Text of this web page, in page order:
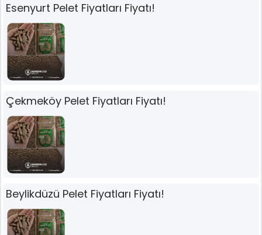
Esenyurt Pelet Fiyatları Fiyatı!
Çekmeköy Pelet Fiyatları Fiyatı!
Beylikdüzü Pelet Fiyatları Fiyatı!